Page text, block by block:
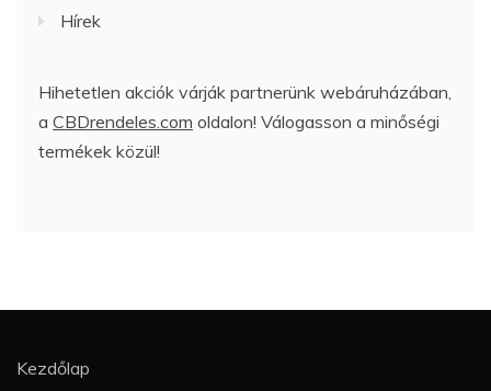
Hírek
Hihetetlen akciók várják partnerünk webáruházában,
a CBDrendeles.com oldalon! Válogasson a minőségi
termékek közül!
Kezdőlap